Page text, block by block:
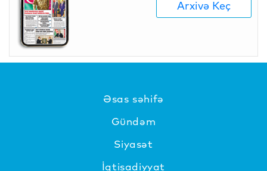
Arxivə Keç
Əsas səhifə
Gündəm
Siyasət
İqtisadiyyat